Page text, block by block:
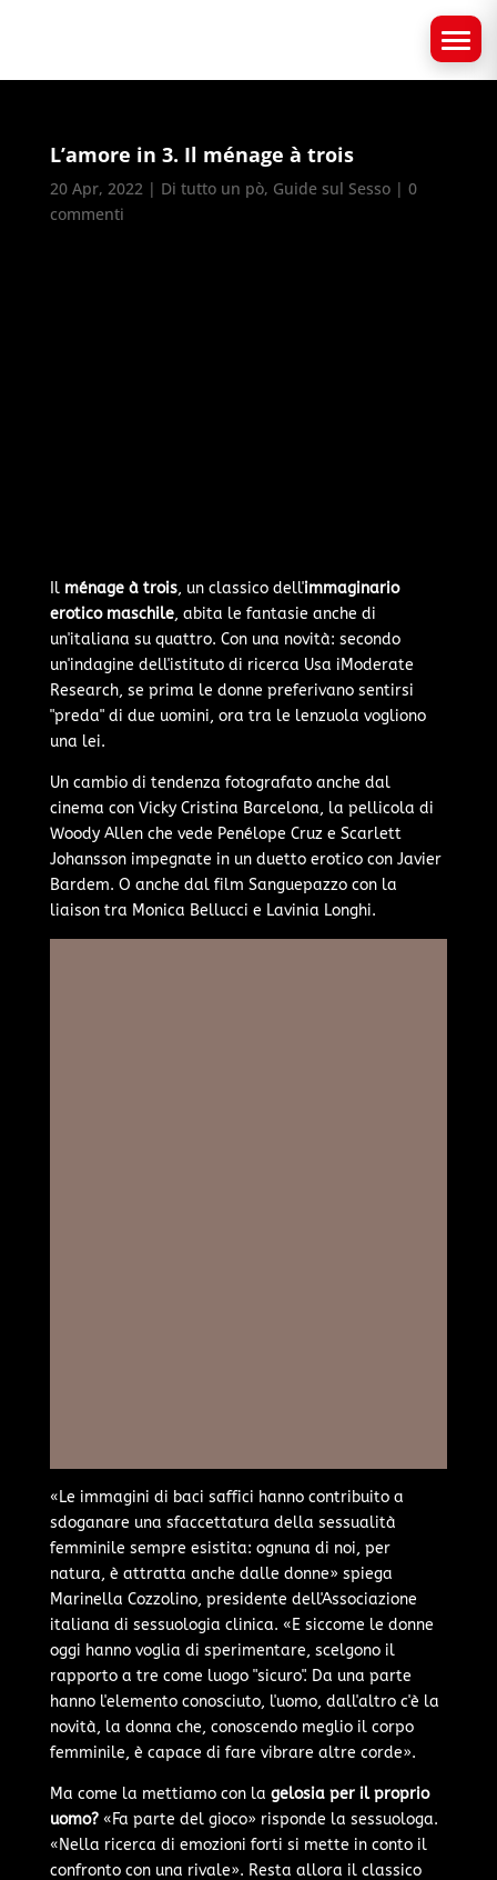
L’amore in 3. Il ménage à trois
20 Apr, 2022| Di tutto un pò, Guide sul Sesso| 0
commenti
Il ménage à trois, un classico dell'immaginario
erotico maschile, abita le fantasie anche di
un'italiana su quattro. Con una novità: secondo
un'indagine dell'istituto di ricerca Usa iModerate
Research, se prima le donne preferivano sentirsi
"preda" di due uomini, ora tra le lenzuola vogliono
una lei.
Un cambio di tendenza fotografato anche dal
cinema con Vicky Cristina Barcelona, la pellicola di
Woody Allen che vede Penélope Cruz e Scarlett
Johansson impegnate in un duetto erotico con Javier
Bardem. O anche dal film Sanguepazzo con la
liaison tra Monica Bellucci e Lavinia Longhi.
«Le immagini di baci saffici hanno contribuito a
sdoganare una sfaccettatura della sessualità
femminile sempre esistita: ognuna di noi, per
natura, è attratta anche dalle donne» spiega
Marinella Cozzolino, presidente dell'Associazione
italiana di sessuologia clinica. «E siccome le donne
oggi hanno voglia di sperimentare, scelgono il
rapporto a tre come luogo "sicuro". Da una parte
hanno l'elemento conosciuto, l'uomo, dall'altro c'è la
novità, la donna che, conoscendo meglio il corpo
femminile, è capace di fare vibrare altre corde».
Ma come la mettiamo con la gelosia per il proprio
uomo?«Fa parte del gioco» risponde la sessuologa.
«Nella ricerca di emozioni forti si mette in conto il
confronto con una rivale». Resta allora il classico